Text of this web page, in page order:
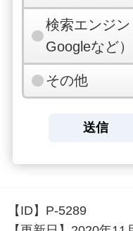
検索エンジ
Googleなど）
その他
【ID】 P-5289